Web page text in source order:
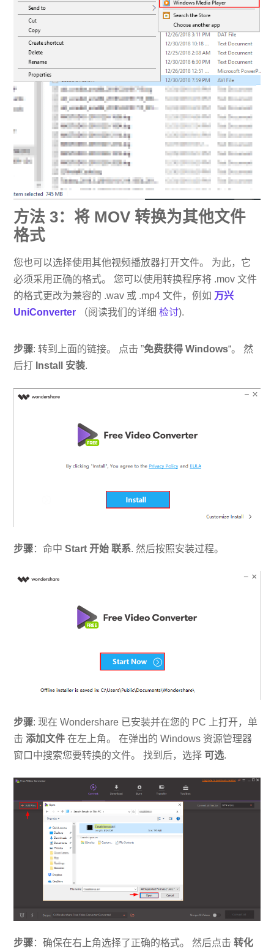
方法 3：将 MOV 转换为其他文件
格式
您也可以选择使用其他视频播放器打开文件。 为此，它
必须采用正确的格式。 您可以使用转换程序将 .mov 文件
的格式更改为兼容的 .wav 或 .mp4 文件，例如 万兴
UniConverter （阅读我们的详细检讨).
步骤: 转到上面的链接。 点击 ”免费获得 Windows“。 然
后打 Install 安装.
步骤：命中Start 开始 联系. 然后按照安装过程。
步骤: 现在 Wondershare 已安装并在您的 PC 上打开，单
击添加文件 在左上角。 在弹出的 Windows 资源管理器
窗口中搜索您要转换的文件。 找到后，选择 可选.
步骤：确保在右上角选择了正确的格式。 然后点击转化